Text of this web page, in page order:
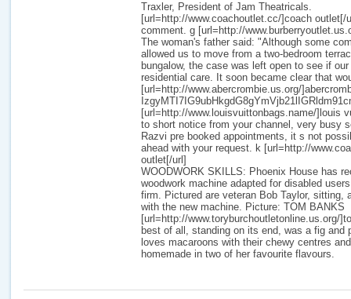
Traxler, President of Jam Theatricals.
[url=http://www.coachoutlet.cc/]coach outlet[/
comment. g [url=http://
The woman's father said: "Although some
allowed us to move from a two-bedroom
bungalow, the case was left open to see if
residential care. It soon became clear that
[url=http://www.abercrombie.us.org/
[url=http://www.louisvuittonbags.name/]louis
to short notice from your channel, very busy
Razvi pre booked appointments, it s not
ahead with your request. k [url=http://
outlet[/url]
WOODWORK SKILLS: Phoenix House has
woodwork machine adapted for disabled
firm. Pictured are veteran Bob Taylor, sitting,
with the new machine. Picture: TOM BANKS
[url=http://www.toryburchoutletonline.us.org/
best of all, standing on its end, was a fig and
loves macaroons with their chewy centres
homemade in two of her favourite flavours.